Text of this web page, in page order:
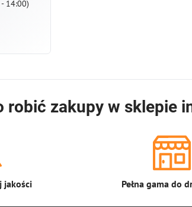
14:00)
robić zakupy w sklepie
jakości Pełna gama do